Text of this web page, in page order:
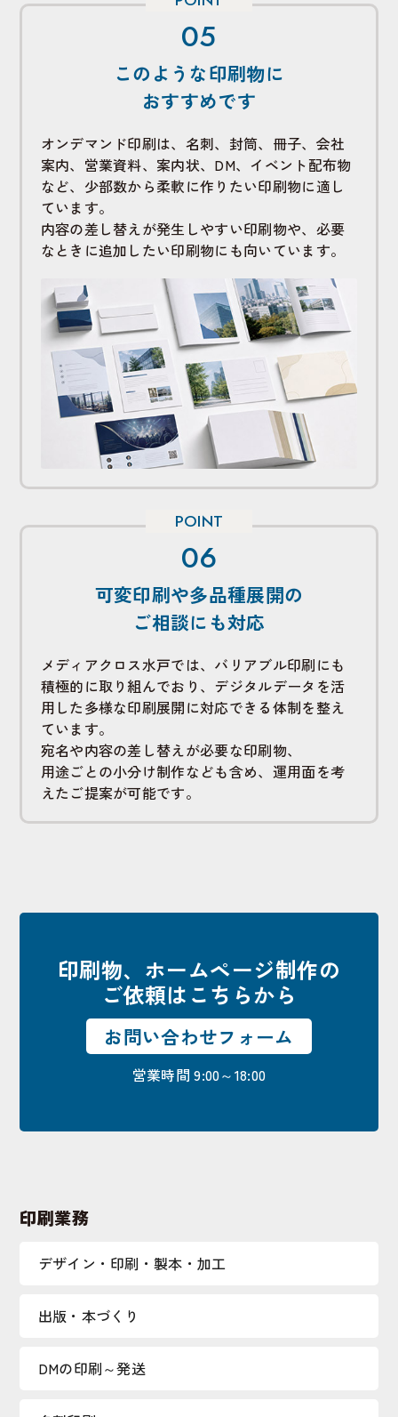
印刷業務
デザイン・印刷・製本・加工
出版・本づくり
DMの印刷～発送
このような印刷物に
おすすめです
オンデマンド印刷は、名刺、封筒、冊子、会社
案内、営業資料、案内状、DM、イベント配布物
など、少部数から柔軟に作りたい印刷物に適し
ています。
内容の差し替えが発生しやすい印刷物や、必要
なときに追加したい印刷物にも向いています。
可変印刷や多品種展開の
ご相談にも対応
メディアクロス水戸では、バリアブル印刷にも
積極的に取り組んでおり、デジタルデータを活
用した多様な印刷展開に対応できる体制を整え
ています。
宛名や内容の差し替えが必要な印刷物、
用途ごとの小分け制作なども含め、運用面を考
えたご提案が可能です。
印刷物、ホームページ制作の
ご依頼はこちらから
お問い合わせフォーム
営業時間 9:00～18:00